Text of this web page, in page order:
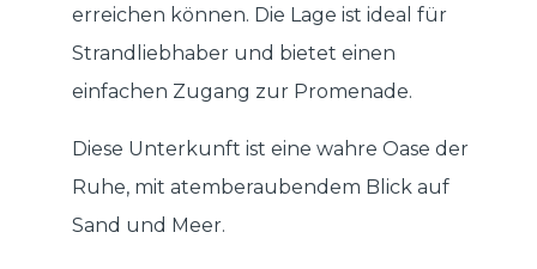
erreichen können. Die Lage ist ideal für
Strandliebhaber und bietet einen
einfachen Zugang zur Promenade.
Diese Unterkunft ist eine wahre Oase der
Ruhe, mit atemberaubendem Blick auf
Sand und Meer.